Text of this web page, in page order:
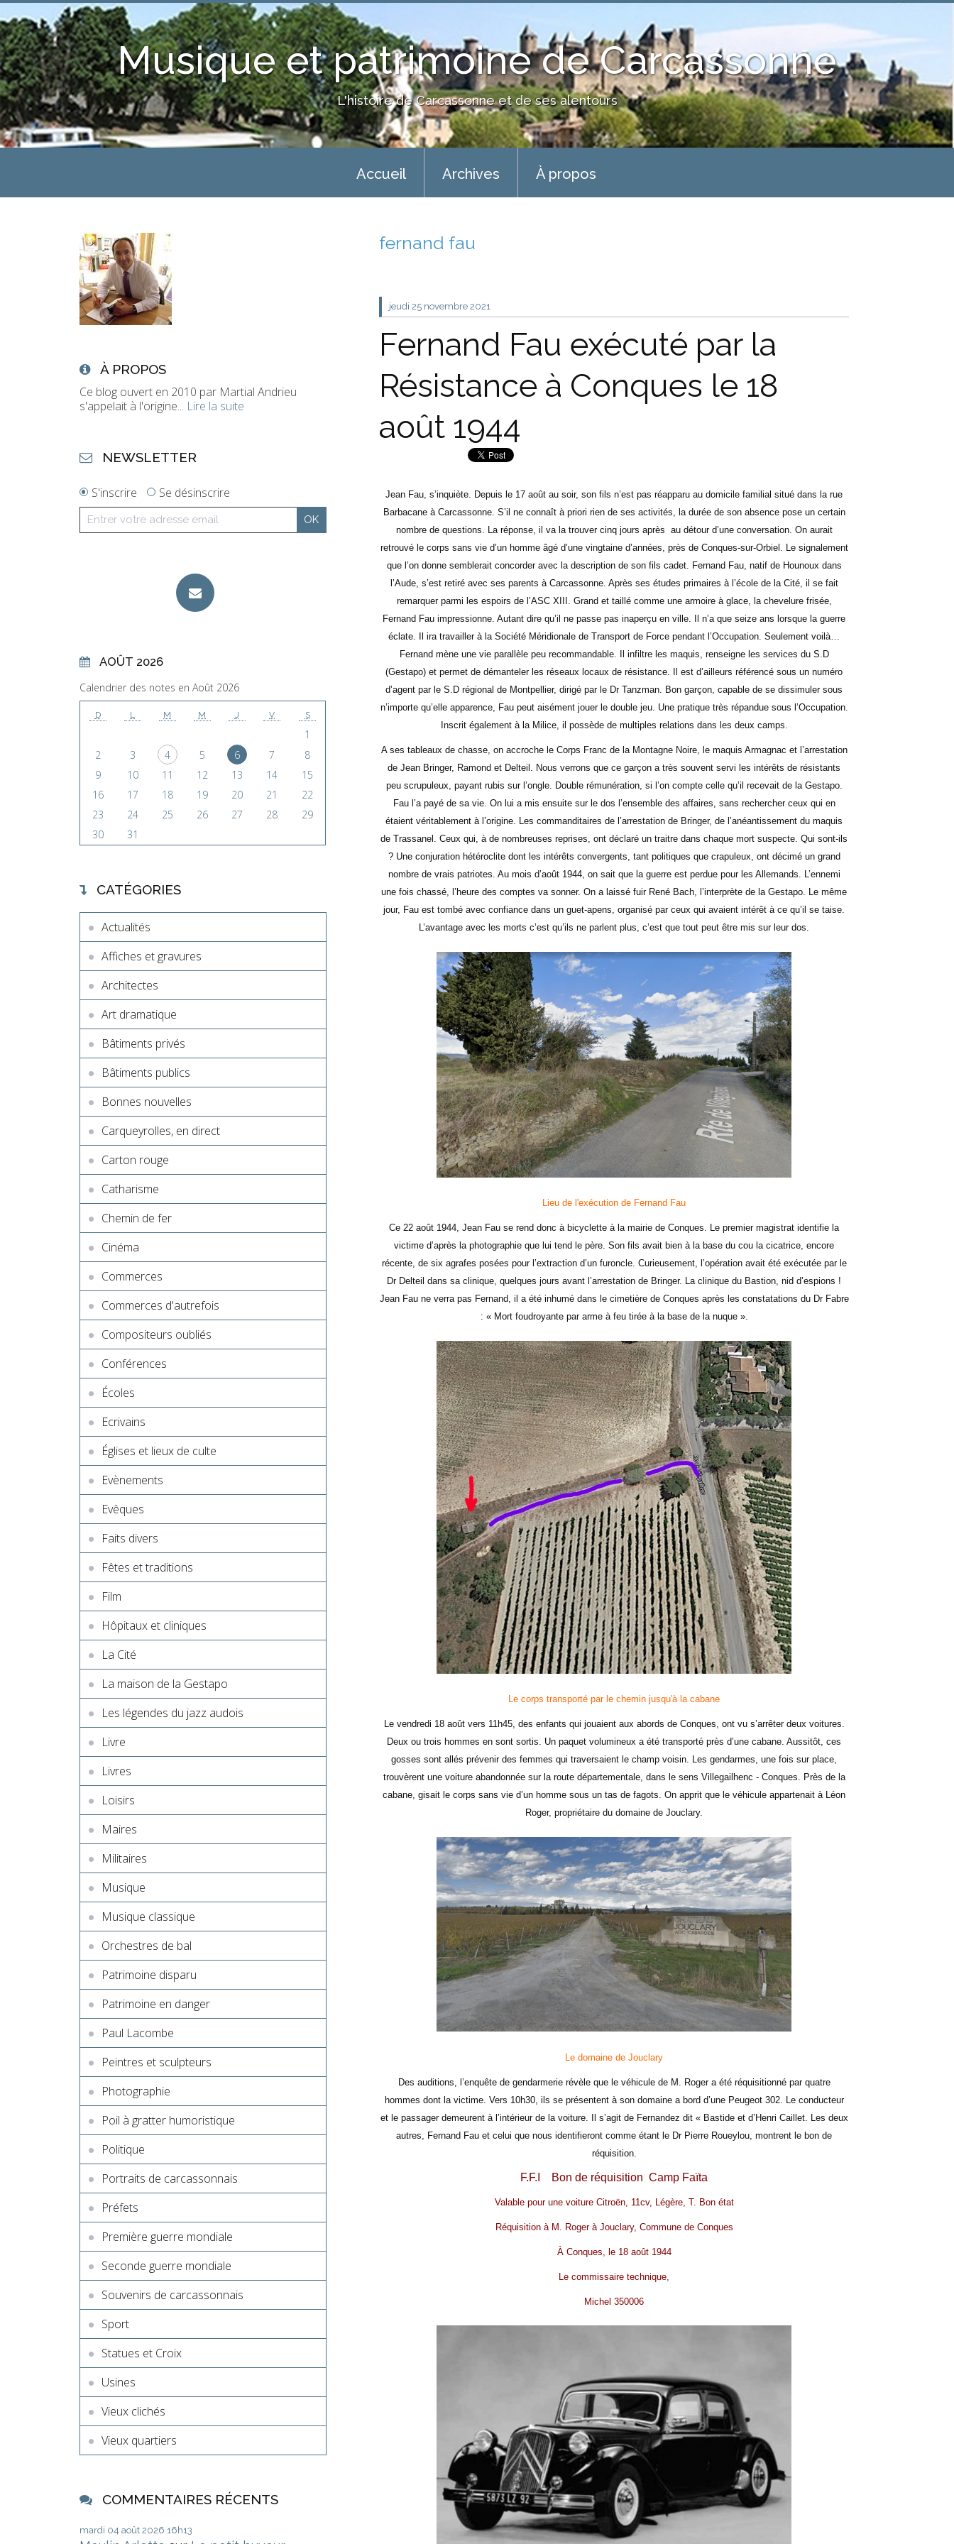
Musique et patrimoine de Carcassonne
L'histoire de Carcassonne et de ses alentours
Accueil Archives À propos
À PROPOS
Ce blog ouvert en 2010 par Martial Andrieu
s'appelait à l'origine... Lire la suite
NEWSLETTER
S'inscrire Se désinscrire
AOÛT 2026
Calendrier des notes en Août 2026
D L M M J V S
1
2
3 4 5 6 7
8
9
10 11 12 13 14
15
16
17 18 19 20 21
22
23
24 25 26 27 28
29
30
31
CATÉGORIES
Actualités
Affiches et gravures
Architectes
Art dramatique
Bâtiments privés
Bâtiments publics
Bonnes nouvelles
Carqueyrolles, en direct
Carton rouge
Catharisme
Chemin de fer
Cinéma
Commerces
Commerces d'autrefois
Compositeurs oubliés
Conférences
Écoles
Ecrivains
Églises et lieux de culte
Evènements
Evêques
Faits divers
Fêtes et traditions
Film
Hôpitaux et cliniques
La Cité
La maison de la Gestapo
Les légendes du jazz audois
Livre
Livres
Loisirs
Maires
Militaires
Musique
Musique classique
Orchestres de bal
Patrimoine disparu
Patrimoine en danger
Paul Lacombe
Peintres et sculpteurs
Photographie
Poil à gratter humoristique
Politique
Portraits de carcassonnais
Préfets
Première guerre mondiale
Seconde guerre mondiale
Souvenirs de carcassonnais
Sport
Statues et Croix
Usines
Vieux clichés
Vieux quartiers
COMMENTAIRES RÉCENTS
mardi 04 août 2026 16h13
fernand fau
jeudi 25 novembre 2021
Fernand Fau exécuté par la
Résistance à Conques le 18
août 1944
Jean Fau, s’inquiète. Depuis le 17 août au soir, son fils n’est pas réapparu au domicile familial situé dans la rue
Barbacane à Carcassonne. S’il ne connaît à priori rien de ses activités, la durée de son absence pose un certain
nombre de questions. La réponse, il va la trouver cinq jours après au détour d’une conversation. On aurait
retrouvé le corps sans vie d’un homme âgé d’une vingtaine d’années, près de Conques-sur-Orbiel. Le signalement
que l’on donne semblerait concorder avec la description de son fils cadet. Fernand Fau, natif de Hounoux dans
l’Aude, s’est retiré avec ses parents à Carcassonne. Après ses études primaires à l’école de la Cité, il se fait
remarquer parmi les espoirs de l’ASC XIII. Grand et taillé comme une armoire à glace, la chevelure frisée,
Fernand Fau impressionne. Autant dire qu’il ne passe pas inaperçu en ville. Il n’a que seize ans lorsque la guerre
éclate. Il ira travailler à la Société Méridionale de Transport de Force pendant l’Occupation. Seulement voilà…
Fernand mène une vie parallèle peu recommandable. Il infiltre les maquis, renseigne les services du S.D
(Gestapo) et permet de démanteler les réseaux locaux de résistance. Il est d’ailleurs référencé sous un numéro
d’agent par le S.D régional de Montpellier, dirigé par le Dr Tanzman. Bon garçon, capable de se dissimuler sous
n’importe qu’elle apparence, Fau peut aisément jouer le double jeu. Une pratique très répandue sous l’Occupation.
Inscrit également à la Milice, il possède de multiples relations dans les deux camps.
A ses tableaux de chasse, on accroche le Corps Franc de la Montagne Noire, le maquis Armagnac et l’arrestation
de Jean Bringer, Ramond et Delteil. Nous verrons que ce garçon a très souvent servi les intérêts de résistants
peu scrupuleux, payant rubis sur l’ongle. Double rémunération, si l’on compte celle qu’il recevait de la Gestapo.
Fau l’a payé de sa vie. On lui a mis ensuite sur le dos l’ensemble des affaires, sans rechercher ceux qui en
étaient véritablement à l’origine. Les commanditaires de l’arrestation de Bringer, de l’anéantissement du maquis
de Trassanel. Ceux qui, à de nombreuses reprises, ont déclaré un traitre dans chaque mort suspecte. Qui sont-ils
? Une conjuration hétéroclite dont les intérêts convergents, tant politiques que crapuleux, ont décimé un grand
nombre de vrais patriotes. Au mois d’août 1944, on sait que la guerre est perdue pour les Allemands. L’ennemi
une fois chassé, l’heure des comptes va sonner. On a laissé fuir René Bach, l’interprète de la Gestapo. Le même
jour, Fau est tombé avec confiance dans un guet-apens, organisé par ceux qui avaient intérêt à ce qu’il se taise.
L’avantage avec les morts c’est qu’ils ne parlent plus, c’est que tout peut être mis sur leur dos.
Lieu de l'exécution de Fernand Fau
Ce 22 août 1944, Jean Fau se rend donc à bicyclette à la mairie de Conques. Le premier magistrat identifie la
victime d’après la photographie que lui tend le père. Son fils avait bien à la base du cou la cicatrice, encore
récente, de six agrafes posées pour l’extraction d’un furoncle. Curieusement, l’opération avait été exécutée par le
Dr Delteil dans sa clinique, quelques jours avant l’arrestation de Bringer. La clinique du Bastion, nid d’espions !
Jean Fau ne verra pas Fernand, il a été inhumé dans le cimetière de Conques après les constatations du Dr Fabre
: « Mort foudroyante par arme à feu tirée à la base de la nuque ».
Le corps transporté par le chemin jusqu'à la cabane
Le vendredi 18 août vers 11h45, des enfants qui jouaient aux abords de Conques, ont vu s’arrêter deux voitures.
Deux ou trois hommes en sont sortis. Un paquet volumineux a été transporté près d’une cabane. Aussitôt, ces
gosses sont allés prévenir des femmes qui traversaient le champ voisin. Les gendarmes, une fois sur place,
trouvèrent une voiture abandonnée sur la route départementale, dans le sens Villegailhenc - Conques. Près de la
cabane, gisait le corps sans vie d’un homme sous un tas de fagots. On apprit que le véhicule appartenait à Léon
Roger, propriétaire du domaine de Jouclary.
Le domaine de Jouclary
Des auditions, l’enquête de gendarmerie révèle que le véhicule de M. Roger a été réquisitionné par quatre
hommes dont la victime. Vers 10h30, ils se présentent à son domaine a bord d’une Peugeot 302. Le conducteur
et le passager demeurent à l’intérieur de la voiture. Il s’agit de Fernandez dit « Bastide et d’Henri Caillet. Les deux
autres, Fernand Fau et celui que nous identifieront comme étant le Dr Pierre Roueylou, montrent le bon de
réquisition.
F.F.I Bon de réquisition Camp Faïta
Valable pour une voiture Citroën, 11cv, Légère, T. Bon état
Réquisition à M. Roger à Jouclary, Commune de Conques
À Conques, le 18 août 1944
Le commissaire technique,
Michel 350006